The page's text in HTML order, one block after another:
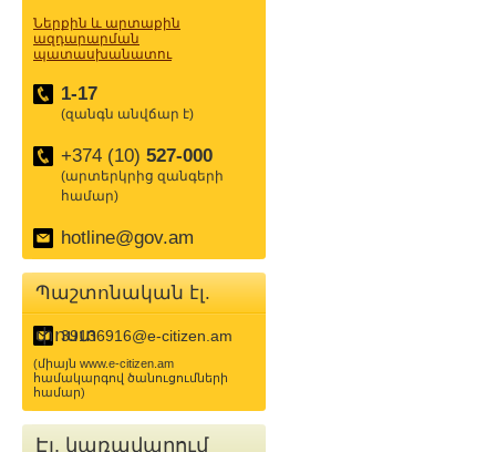
Ներքին և արտաքին
ազդարարման
պատասխանատու
1-17
(զանգն անվճար է)
+374 (10) 527-000
(արտերկրից զանգերի
համար)
hotline@gov.am
Պաշտոնական էլ.
փոստ
39136916@e-citizen.am
(միայն www.e-citizen.am
համակարգով ծանուցումների
համար)
Էլ. կառավարում